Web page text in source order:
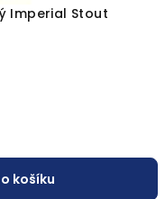
Imperial Stout
košíku